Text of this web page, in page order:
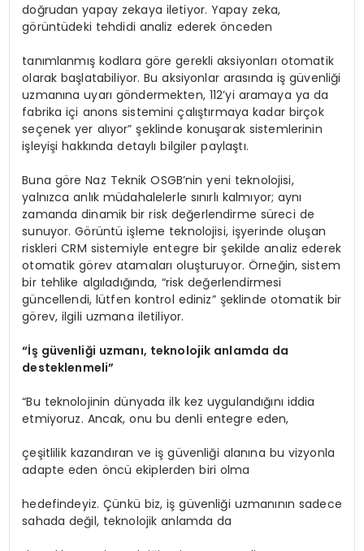
doğrudan yapay zekaya iletiyor. Yapay zeka,
görüntüdeki tehdidi analiz ederek önceden
tanımlanmış kodlara göre gerekli aksiyonları otomatik
olarak başlatabiliyor. Bu aksiyonlar arasında iş güvenliği
uzmanına uyarı göndermekten, 112’yi aramaya ya da
fabrika içi anons sistemini çalıştırmaya kadar birçok
seçenek yer alıyor” şeklinde konuşarak sistemlerinin
işleyişi hakkında detaylı bilgiler paylaştı.
Buna göre Naz Teknik OSGB’nin yeni teknolojisi,
yalnızca anlık müdahalelerle sınırlı kalmıyor; aynı
zamanda dinamik bir risk değerlendirme süreci de
sunuyor. Görüntü işleme teknolojisi, işyerinde oluşan
riskleri CRM sistemiyle entegre bir şekilde analiz ederek
otomatik görev atamaları oluşturuyor. Örneğin, sistem
bir tehlike algıladığında, “risk değerlendirmesi
güncellendi, lütfen kontrol ediniz” şeklinde otomatik bir
görev, ilgili uzmana iletiliyor.
“İş güvenliği uzmanı, teknolojik anlamda da
desteklenmeli”
“Bu teknolojinin dünyada ilk kez uygulandığını iddia
etmiyoruz. Ancak, onu bu denli entegre eden,
çeşitlilik kazandıran ve iş güvenliği alanına bu vizyonla
adapte eden öncü ekiplerden biri olma
hedefindeyiz. Çünkü biz, iş güvenliği uzmanının sadece
sahada değil, teknolojik anlamda da